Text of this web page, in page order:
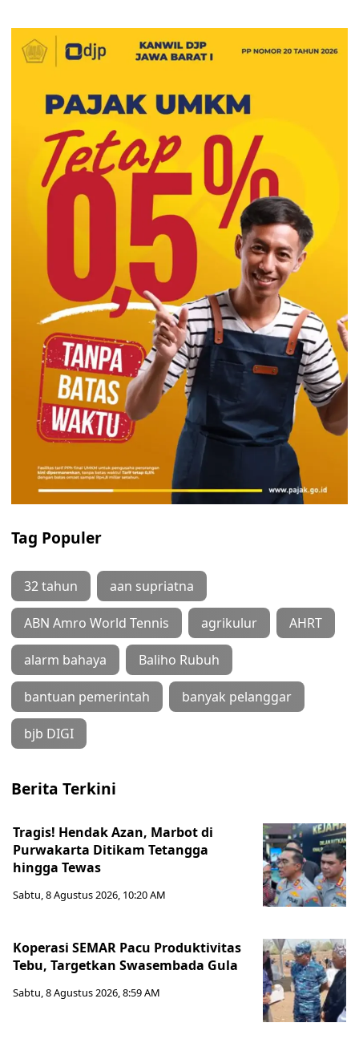
Tag Populer
32 tahun aan supriatna
ABN Amro World Tennis agrikulur AHRT
alarm bahaya Baliho Rubuh
bantuan pemerintah banyak pelanggar
bjb DIGI
Berita Terkini
Tragis! Hendak Azan, Marbot di
Purwakarta Ditikam Tetangga
hingga Tewas
Sabtu, 8 Agustus 2026, 10:20 AM
Koperasi SEMAR Pacu Produktivitas
Tebu, Targetkan Swasembada Gula
Sabtu, 8 Agustus 2026, 8:59 AM